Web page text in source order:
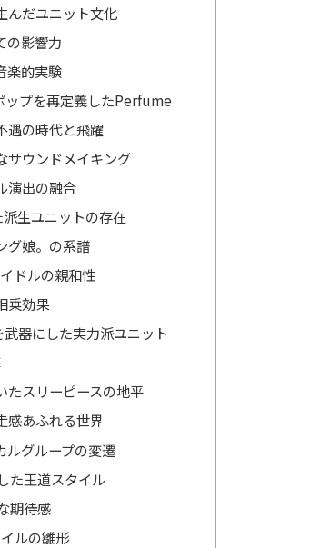
んだユニット文化
の影響力
楽的実験
ップを再定義したPerfume
遇の時代と飛躍
サウンドメイキング
演出の融合
生ユニットの存在
グ娘。の系譜
ドルの親和性
乗効果
器にした実力派ユニット
たスリーピースの地平
感あふれる世界
ルグループの変遷
た王道スタイル
期待感
ルの雛形